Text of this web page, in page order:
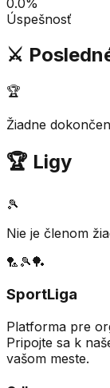
Úspešnosť
⚔️
🏆
Žiadne
🏆 Ligy
🎾
Nie je členom
🏸 🎾🏓
SportLiga
Platforma pre
Pripojte sa k
vašom meste.